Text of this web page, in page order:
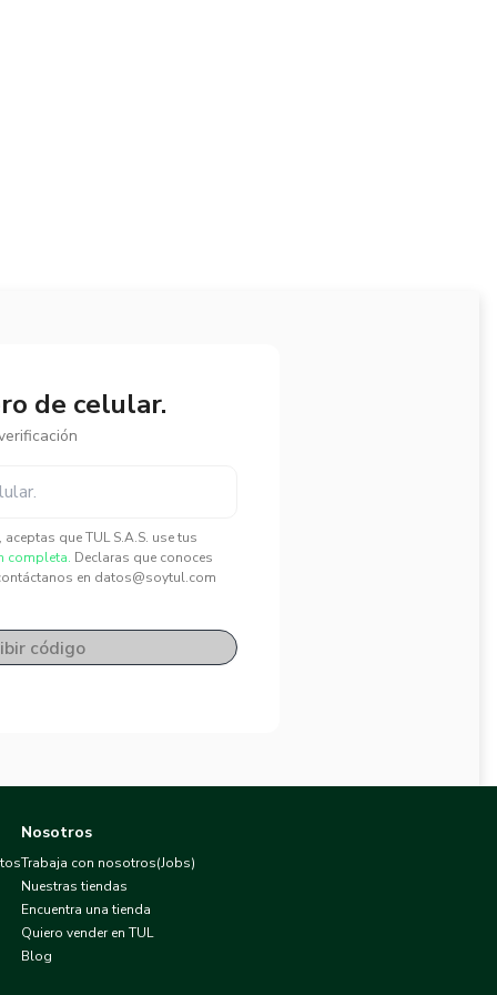
de celular.
que TUL S.A.S. use tus
completa. Declaras que conoces
en datos@soytul.com
código
Nosotros
Trabaja con nosotros(Jobs)
Nuestras tiendas
Encuentra una tienda
Quiero vender en TUL
Blog